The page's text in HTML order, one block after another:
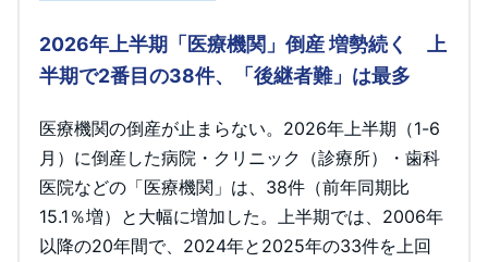
2026年上半期「医療機関」倒産 増勢続く 上
半期で2番目の38件、「後継者難」は最多
医療機関の倒産が止まらない。2026年上半期（1-6
月）に倒産した病院・クリニック（診療所）・歯科
医院などの「医療機関」は、38件（前年同期比
15.1％増）と大幅に増加した。上半期では、2006年
以降の20年間で、2024年と2025年の33件を上回